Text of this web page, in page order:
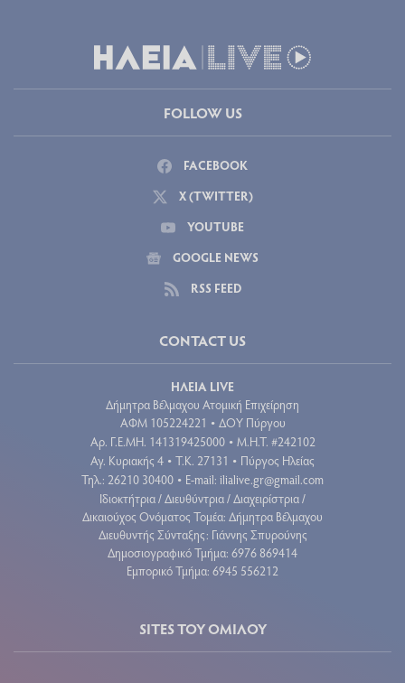
FOLLOW US
FACEBOOK
X (TWITTER)
YOUTUBE
GOOGLE NEWS
RSS FEED
CONTACT US
ΗΛΕΙΑ LIVE
Δήμητρα Βέλμαχου Ατομική Επιχείρηση
ΑΦΜ 105224221 • ΔΟΥ Πύργου
Aρ. Γ.Ε.ΜΗ. 141319425000 • Μ.Η.Τ. #242102
Αγ. Κυριακής 4 • Τ.Κ. 27131 • Πύργος Ηλείας
Τηλ.: 26210 30400 • E-mail: ilialive.gr@gmail.com
Ιδιοκτήτρια / Διευθύντρια / Διαχειρίστρια /
Δικαιούχος Ονόματος Τομέα: Δήμητρα Βέλμαχου
Διευθυντής Σύνταξης: Γιάννης Σπυρούνης
Δημοσιογραφικό Τμήμα: 6976 869414
Εμπορικό Τμήμα: 6945 556212
SITES ΤΟΥ ΟΜΙΛΟΥ